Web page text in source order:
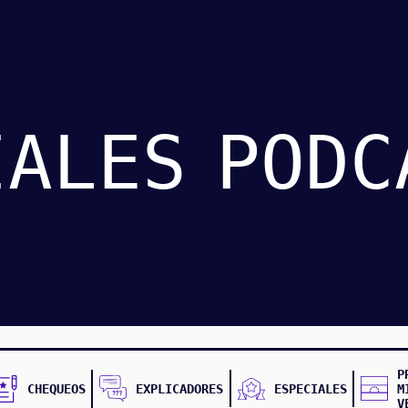
CHEQUEOS EXPLICADORES ESPECIALES